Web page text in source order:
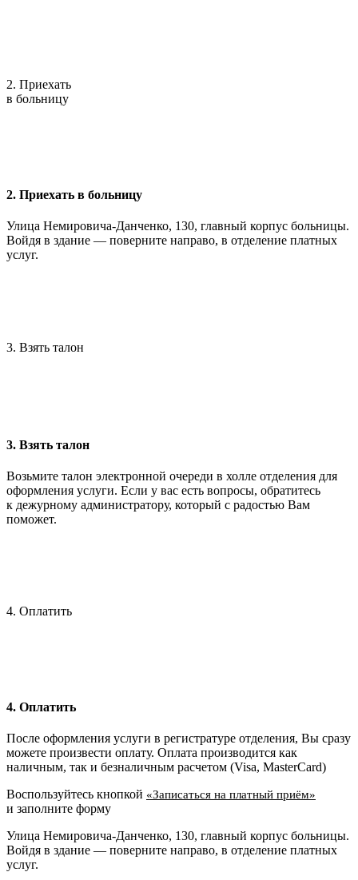
2. Приехать
в больницу
2. Приехать в больницу
Улица Немировича-Данченко, 130, главный корпус больницы.
Войдя в здание — поверните направо, в отделение платных
услуг.
3. Взять талон
3. Взять талон
Возьмите талон электронной очереди в холле отделения для
оформления услуги. Если у вас есть вопросы, обратитесь
к дежурному администратору, который с радостью Вам
поможет.
4. Оплатить
4. Оплатить
После оформления услуги в регистратуре отделения, Вы сразу
можете произвести оплату. Оплата производится как
наличным, так и безналичным расчетом (Visa, MasterCard)
Воспользуйтесь кнопкой «Записаться на платный приём»
и заполните форму
Улица Немировича-Данченко, 130, главный корпус больницы.
Войдя в здание — поверните направо, в отделение платных
услуг.